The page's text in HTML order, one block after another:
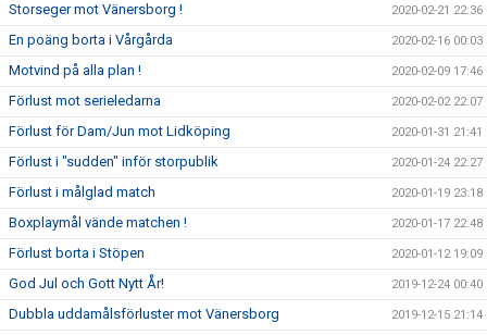
Storseger mot Vänersborg ! 2020-02-21 22:36
En poäng borta i Vårgårda 2020-02-16 00:03
Motvind på alla plan ! 2020-02-09 17:46
Förlust mot serieledarna 2020-02-02 22:07
Förlust för Dam/Jun mot Lidköping 2020-01-31 21:41
Förlust i "sudden" inför storpublik 2020-01-24 22:27
Förlust i målglad match 2020-01-19 23:18
Boxplaymål vände matchen ! 2020-01-17 22:48
Förlust borta i Stöpen 2020-01-12 19:09
God Jul och Gott Nytt År! 2019-12-24 00:40
Dubbla uddamålsförluster mot Vänersborg 2019-12-15 21:14